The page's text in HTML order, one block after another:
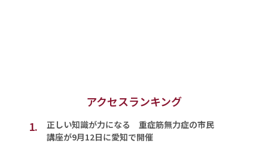
アクセスランキング
1.
正しい知識が力になる 重症筋無力症の市民
講座が9月12日に愛知で開催